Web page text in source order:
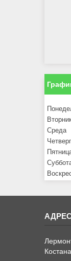
Среда
Четверг